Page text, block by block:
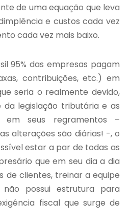
de uma equação que leva
e custos cada vez
cada vez mais baixo.
95% das empresas pagam
contribuições, etc.) em
seria o realmente devido,
da legislação tributária e as
em seus regramentos –
alterações são diárias! -, o
estar a par de todas as
que em seu dia a dia
de clientes, treinar a equipe
possui estrutura para
fiscal que surge de